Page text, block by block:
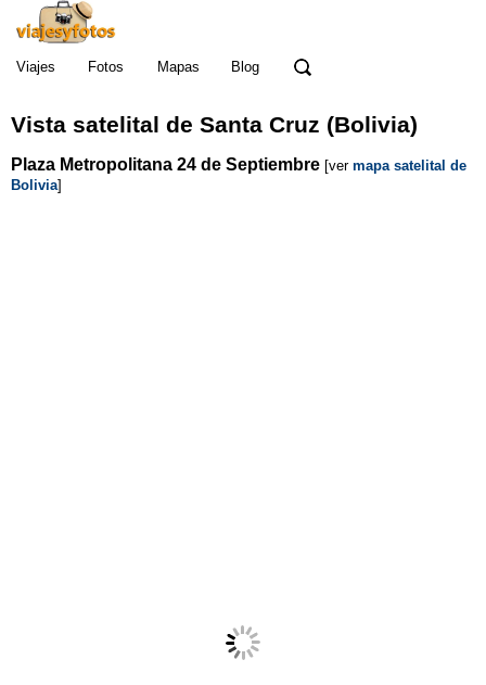
Viajes Fotos Mapas Blog
Vista satelital de Santa Cruz (Bolivia)
Plaza Metropolitana 24 de Septiembre [ver mapa satelital de
Bolivia]